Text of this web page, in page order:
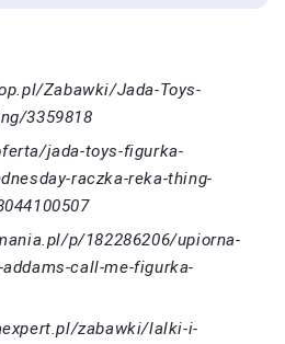
Zabawki/Jada-Toys-
3359818
jada-toys-figurka-
raczka-reka-thing-
p/182286206/upiorna-
call-me-figurka-
zabawki/lalki-i-